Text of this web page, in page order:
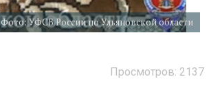
Фото: УФСБ России по Ульяновской области
Просмотров: 2137